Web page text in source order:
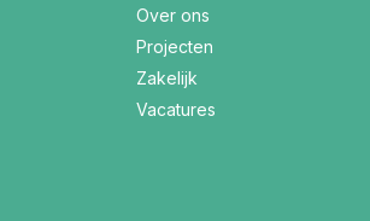
Over ons
Projecten
Zakelijk
Vacatures